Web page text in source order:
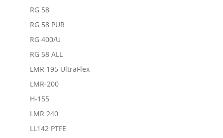
RG 58
RG 58 PUR
RG 400/U
RG 58 ALL
LMR 195 UltraFlex
LMR-200
H-155
LMR 240
LL142 PTFE